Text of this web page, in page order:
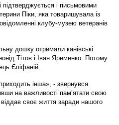
підтверджується і письмовими
Піки, яка товаришувала із
клубу-музею ветеранів
дошку отримали канівські
Тітов і Іван Яременко. Потому
Єпіфаній.
інша», - звернувся
на важливості пам’ятати свою
віддав своє життя заради нашого